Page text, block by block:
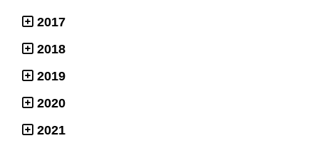
2017
2018
2019
2020
2021